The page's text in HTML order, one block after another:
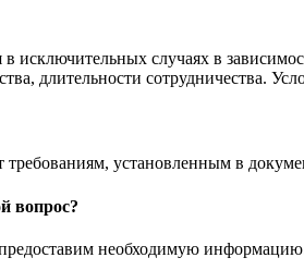
исключительных случаях в
длительности сотрудничества.
требованиям, установленным в
вопрос?
необходимую